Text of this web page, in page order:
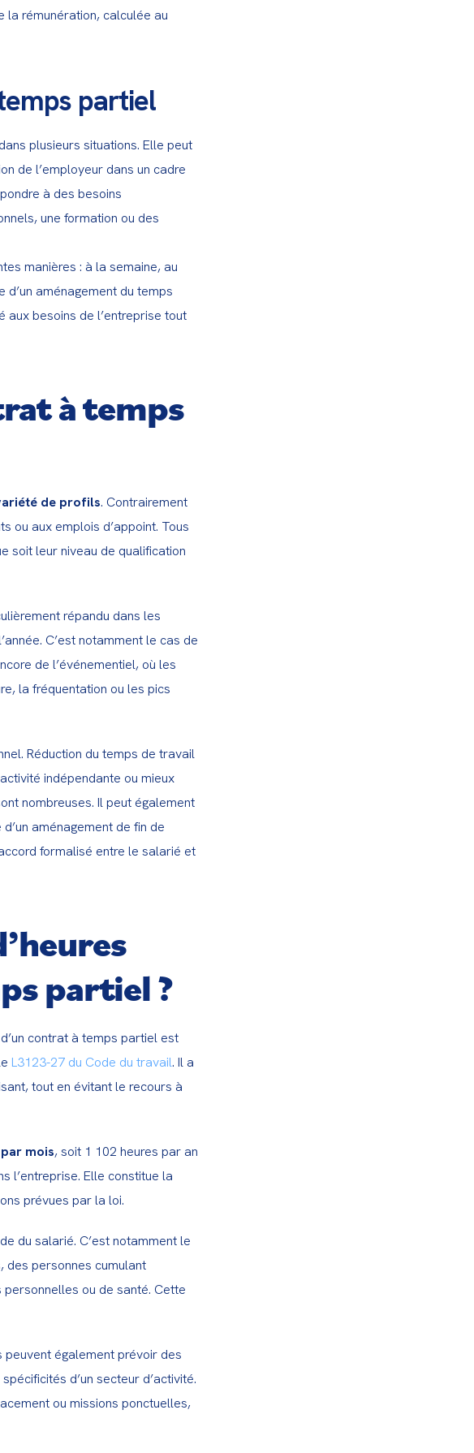
la rémunération, calculée au
partiel
plusieurs situations. Elle peut
de l’employeur dans un cadre
à des besoins
une formation ou des
manières : à la semaine, au
aménagement du temps
aux besoins de l’entreprise tout
à temps
de profils. Contrairement
ou aux emplois d’appoint. Tous
soit leur niveau de qualification
répandu dans les
C’est notamment le cas de
de l’événementiel, où les
la fréquentation ou les pics
Réduction du temps de travail
indépendante ou mieux
nombreuses. Il peut également
aménagement de fin de
formalisé entre le salarié et
partiel ?
contrat à temps partiel est
L3123-27 du Code du travail. Il a
tout en évitant le recours à
mois, soit 1 102 heures par an
l’entreprise. Elle constitue la
prévues par la loi.
du salarié. C’est notamment le
des personnes cumulant
ou de santé. Cette
également prévoir des
d’un secteur d’activité.
ou missions ponctuelles,